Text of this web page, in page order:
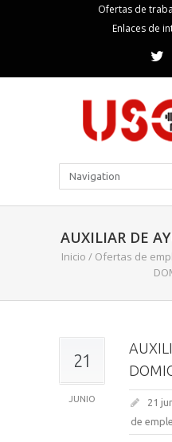
Ofertas de
Enlaces de
AUXILIAR DE
Inicio / Ofertas de
21
JUNIO 21
de